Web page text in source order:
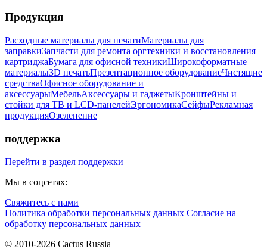
Продукция
Расходные материалы для печатиМатериалы для
заправкиЗапчасти для ремонта оргтехники и восстановления
картриджаБумага для офисной техникиШирокоформатные
материалы3D печатьПрезентационное оборудованиеЧистящие
средстваОфисное оборудование и
аксессуарыМебельАксессуары и гаджетыКронштейны и
стойки для ТВ и LCD-панелейЭргономикаСейфыРекламная
продукцияОзеленение
поддержка
Перейти в раздел поддержки
Мы в соцсетях:
Свяжитесь с нами
Политика обработки персональных данных Согласие на
обработку персональных данных
© 2010-2026 Cactus Russia